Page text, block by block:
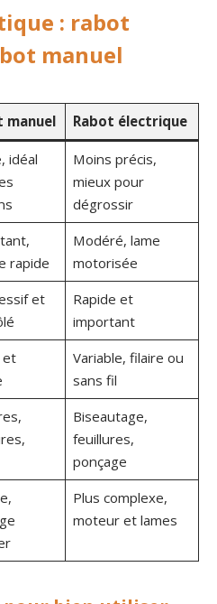
: rabot
manuel
manuel Rabot électrique
idéal
Moins précis,
mieux pour
dégrossir
rapide
Modéré, lame
motorisée
et
Rapide et
important
et
Variable, filaire ou
sans fil
Biseautage,
feuillures,
ponçage
Plus complexe,
moteur et lames